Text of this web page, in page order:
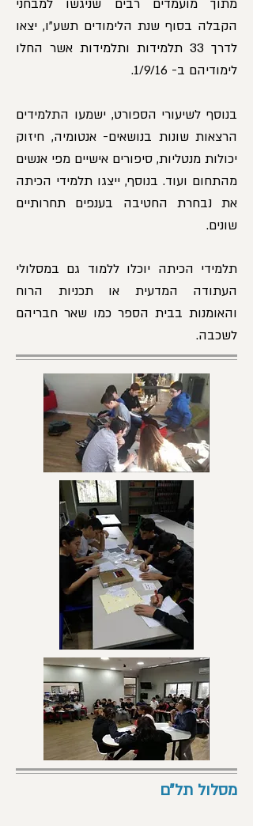
מתוך מועמדים רבים שניגשו למבחני
הקבלה בסוף שנת הלימודים תשע"ו, יצאו
לדרך 33 תלמידות ותלמידות אשר החלו
לימודיהם ב- 1/9/16.
בנוסף לשיעורי הספורט, ישמעו התלמידים
הרצאות שונות בנושאים- אנטומיה, חיזוק
יכולות מנטליות, סיפורים אישיים מפי אנשים
מהתחום ועוד. בנוסף, ייצגו תלמידי הכיתה
את נבחרת החטיבה בענפים תחרותיים
שונים.
תלמידי הכיתה יוכלו ללמוד גם במסלולי
העתודה המדעית או תכניות הרוח
והאומנות בבית הספר כמו שאר חבריהם
לשכבה.
מסלול תל״ם